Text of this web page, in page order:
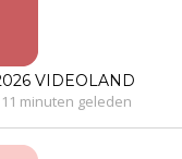
VIDEOLAND
11 minuten geleden